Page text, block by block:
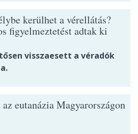
kerülhet a vérellátás?
figyelmeztetést adtak ki
visszaesett a véradók
az eutanázia Magyarországon